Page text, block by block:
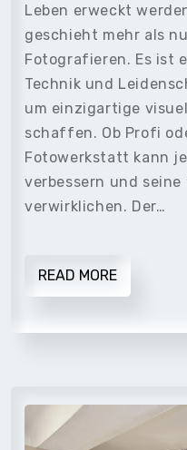
Leben erweckt
geschieht mehr als
Fotografieren. Es ist
Technik und
um einzigartige
schaffen. Ob Profi
Fotowerkstatt kann
verbessern und
verwirklichen. Der…
READ MORE